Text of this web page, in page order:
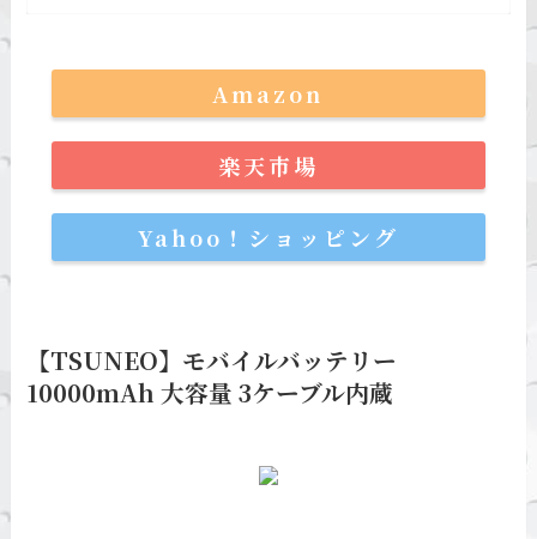
Amazon
楽天市場
Yahoo！ショッピング
【TSUNEO】モバイルバッテリー
10000mAh 大容量 3ケーブル内蔵